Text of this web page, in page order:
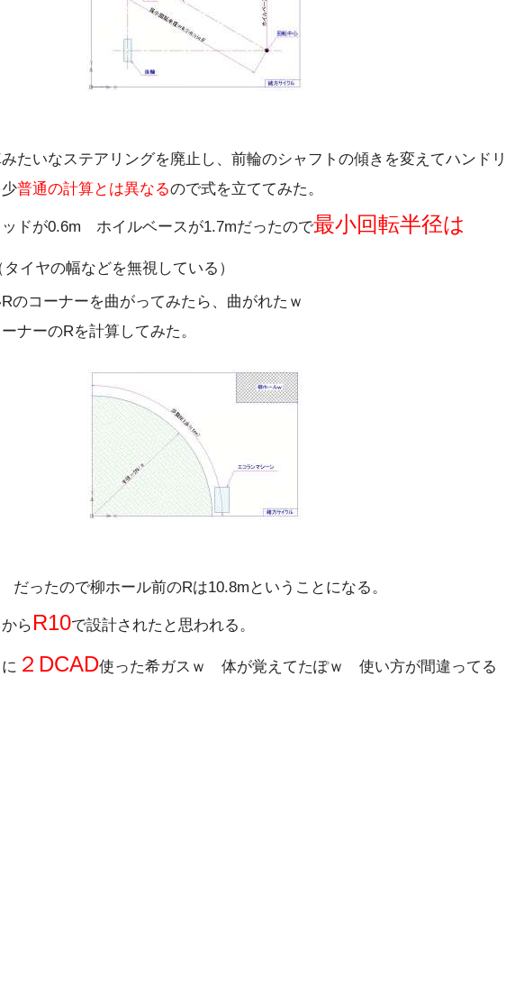
たいなステアリングを廃止し、前輪のシャフトの傾きを変えてハンドリ
普通の計算とは異なるので式を立ててみた。
ッドが0.6m ホイルベースが1.7mだったので最小回転半径は
タイヤの幅などを無視している）
のコーナーを曲がってみたら、曲がれたｗ
ナーのRを計算してみた。
ったので柳ホール前のRは10.8mということになる。
ら R10で設計されたと思われる。
２DCAD使った希ガスｗ 体が覚えてたぽｗ 使い方が間違ってる